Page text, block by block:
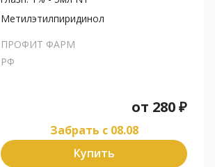
Метилэтилпиридинол
ПРОФИТ ФАРМ
РФ
от 280₽
Забрать c 08.08
Купить